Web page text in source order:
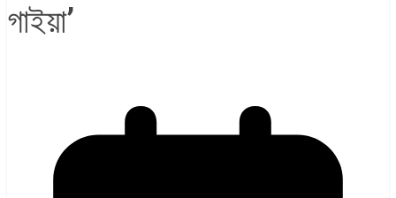
গাইয়া’